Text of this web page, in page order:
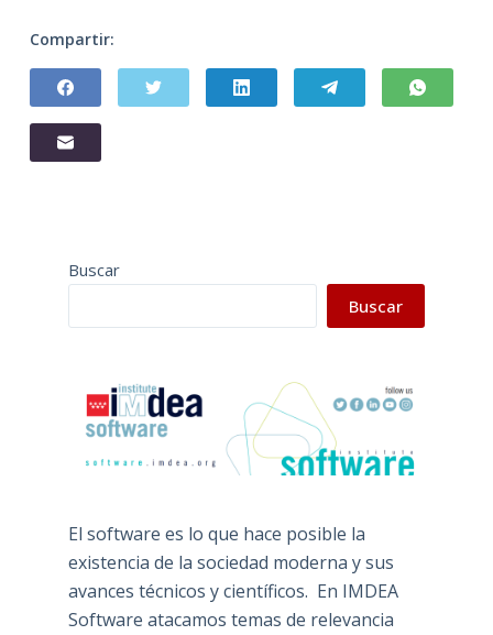
Compartir:
Buscar
Buscar
El software es lo que hace posible la
existencia de la sociedad moderna y sus
avances técnicos y científicos. En IMDEA
Software atacamos temas de relevancia